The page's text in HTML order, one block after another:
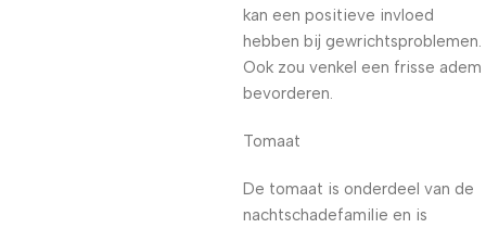
kan een positieve invloed
hebben bij gewrichtsproblemen.
Ook zou venkel een frisse adem
bevorderen.
Tomaat
De tomaat is onderdeel van de
nachtschadefamilie en is